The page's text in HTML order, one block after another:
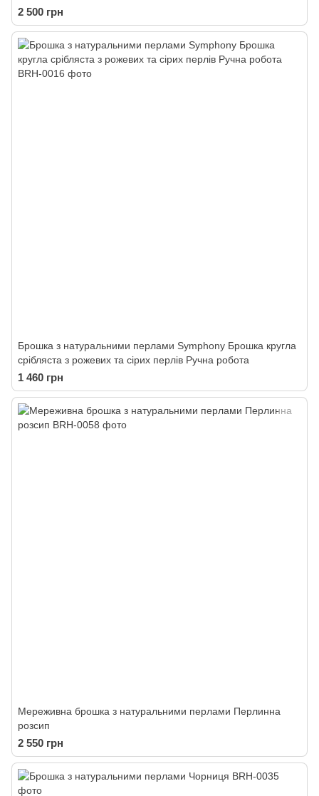
2 500 грн
Брошка з натуральними перлами Symphony Брошка кругла
срібляста з рожевих та сірих перлів Ручна робота
1 460 грн
Мереживна брошка з натуральними перлами Перлинна
розсип
2 550 грн